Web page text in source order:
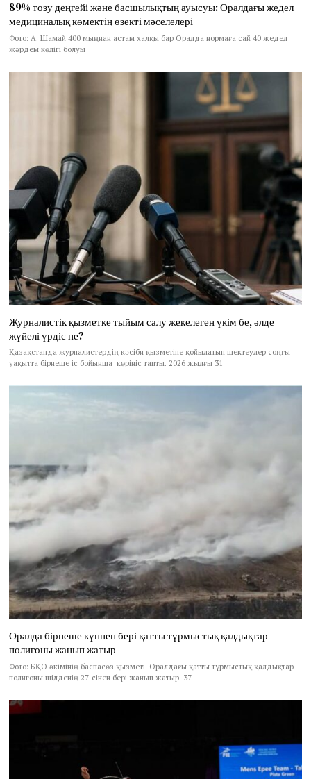
89% тозу деңгейі және басшылықтың ауысуы: Оралдағы жедел
медициналық көмектің өзекті мәселелері
Фото: А. Шамай 400 мыңнан астам халқы бар Оралда нормаға сай 40 жедел
жәрдем көлігі болуы
Журналистік қызметке тыйым салу жекелеген үкім бе, әлде
жүйелі үрдіс пе?
Қазақстанда журналистердің кәсіби қызметіне қойылатын шектеулер соңғы
уақытта бірнеше іс бойынша көрініс тапты. 2026 жылғы 31
Оралда бірнеше күннен бері қатты тұрмыстық қалдықтар
полигоны жанып жатыр
Фото: БҚО әкімінің баспасөз қызметі Оралдағы қатты тұрмыстық қалдықтар
полигоны шілденің 27-сінен бері жанып жатыр. 37